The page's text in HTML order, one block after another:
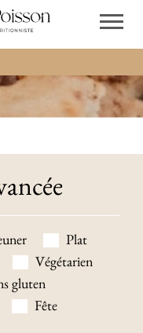
Plat
Végétarien
gluten
Fête